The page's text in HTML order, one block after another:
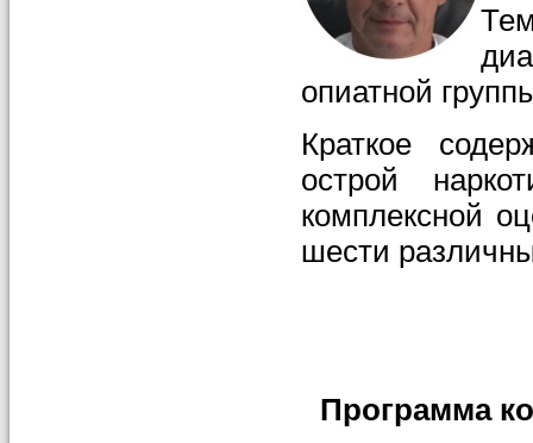
опиатной
Краткое
острой
комплексной
шести
Программа